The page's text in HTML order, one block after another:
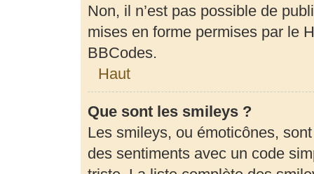
Non, il n’est pas possible de
mises en forme permises par le
BBCodes.
Haut
Que sont les smileys ?
Les smileys, ou émoticônes,
des sentiments avec un code